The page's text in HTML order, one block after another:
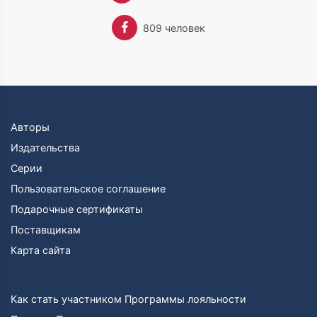
же году во Франции погиб ее жених лейтенант Генри,
и каждый год в день его смерти она посылала его
Джона Марша. Травма лодыжки, полученная в 1926
Митчелл ушла из газеты и с той поры вела жизнь
обычной провинциальной леди, как себя и называла,
поселившись с мужем неподалеку от прославленной
Поощряемая мужем, Маргарет начала работу над
романом, которая продолжалась десять лет.
Эпизоды писались случайно, затем собирались
воедино. В течение много времени Митчелл
детали и даты.
809 человек
Авторы
Издательства
Серии
Пользовательское соглашение
Подарочные сертификаты
Поставщикам
Карта сайта
Как стать участником Программы лояльности